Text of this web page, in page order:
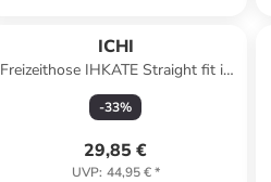
ICHI
Freizeithose IHKATE Straight fit in
Holly Berry
-33%
29,85 €
UVP: 44,95 €*